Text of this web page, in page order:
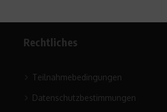
Rechtliches
Teilnahmebedingungen
Datenschutzbestimmungen